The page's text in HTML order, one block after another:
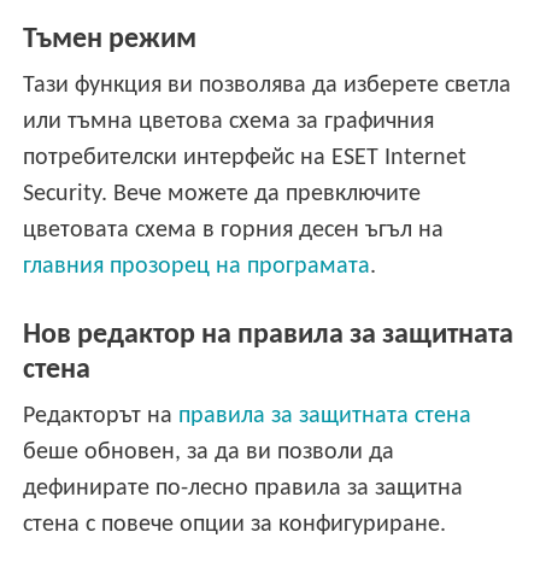
Тъмен режим
Тази функция ви позволява да изберете светла
или тъмна цветова схема за графичния
потребителски интерфейс на ESET Internet
Security. Вече можете да превключите
цветовата схема в горния десен ъгъл на
главния прозорец на програмата.
Нов редактор на правила за защитната
стена
Редакторът на правила за защитната стена
беше обновен, за да ви позволи да
дефинирате по-лесно правила за защитна
стена с повече опции за конфигуриране.